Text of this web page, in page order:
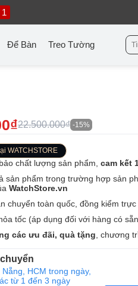
Để Bàn Treo Tường
Tìm
22.500.000₫ -15%
WATCHSTORE
chất lượng sản phẩm, cam kết
sản phẩm trong trường hợp sản
WatchStore.vn
chuyển toàn quốc, đồng kiểm trực
tốc (áp dụng đối với hàng có
các ưu đãi, quà tặng , chương
HCM trong ngày,
từ 1 đến 3 ngày